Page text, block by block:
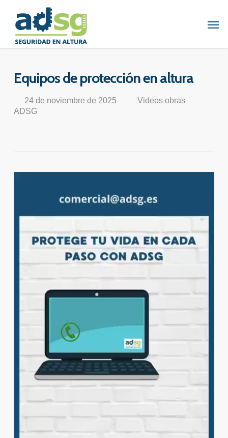
main
content
Equipos de protección en altura
24 de noviembre de 2025
Videos obras
ADSG